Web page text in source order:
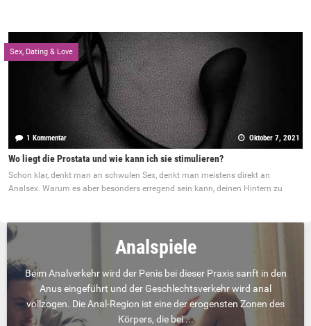
Sex, Dating & Love
1 Kommentar Oktober 7, 2021
Wo liegt die Prostata und wie kann ich sie stimulieren?
Schon klar, denkt man an schwulen Sex, denkt man meistens direkt an
Analsex. Warum es aber besonders erregend sein kann, deinen Hintern zu
Analspiele
Beim Analverkehr wird der Penis bei dieser Praxis sanft in den
Anus eingeführt und der Geschlechtsverkehr wird anal
vollzogen. Die Anal-Region ist eine der erogensten Zonen des
Körpers, die bei ...